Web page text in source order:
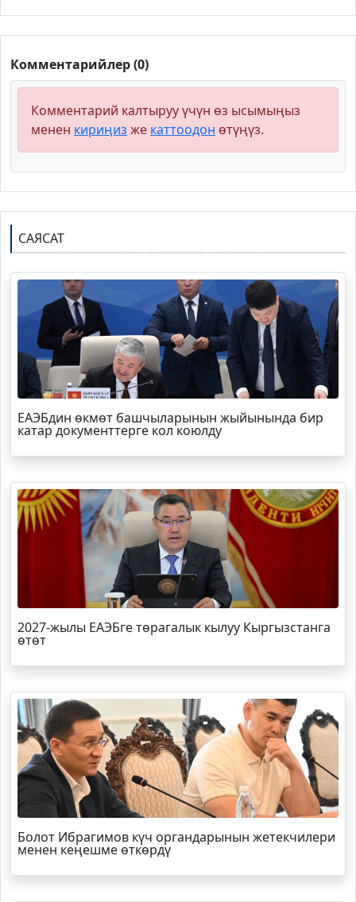
Комментарийлер (0)
Комментарий калтыруу үчүн өз ысымыңыз
менен кириңиз же каттоодон өтүңүз.
САЯСАТ
ЕАЭБдин өкмөт башчыларынын жыйынында бир
катар документтерге кол коюлду
2027-жылы ЕАЭБге төрагалык кылуу Кыргызстанга
өтөт
Болот Ибрагимов күч органдарынын жетекчилери
менен кеңешме өткөрдү